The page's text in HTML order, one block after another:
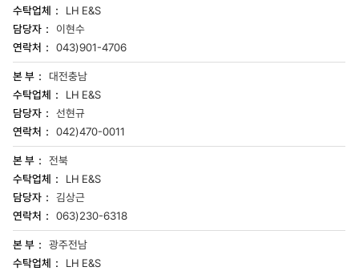
LH E&S
이현수
043)901-4706
대전충남
LH E&S
선현규
042)470-0011
전북
LH E&S
김상근
063)230-6318
광주전남
LH E&S